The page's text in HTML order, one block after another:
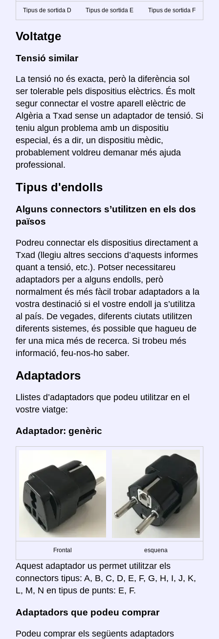
Tipus de sortida D Tipus de sortida E Tipus de sortida F
Voltatge
Tensió similar
La tensió no és exacta, però la diferència sol
ser tolerable pels dispositius elèctrics. És molt
segur connectar el vostre aparell elèctric de
Algèria a Txad sense un adaptador de tensió. Si
teniu algun problema amb un dispositiu
especial, és a dir, un dispositiu mèdic,
probablement voldreu demanar més ajuda
professional.
Tipus d'endolls
Alguns connectors s’utilitzen en els dos
països
Podreu connectar els dispositius directament a
Txad (llegiu altres seccions d’aquests informes
quant a tensió, etc.). Potser necessitareu
adaptadors per a alguns endolls, però
normalment és més fàcil trobar adaptadors a la
vostra destinació si el vostre endoll ja s’utilitza
al país. De vegades, diferents ciutats utilitzen
diferents sistemes, és possible que hagueu de
fer una mica més de recerca. Si trobeu més
informació, feu-nos-ho saber.
Adaptadors
Llistes d’adaptadors que podeu utilitzar en el
vostre viatge:
Adaptador: genèric
Frontal esquena
Aquest adaptador us permet utilitzar els
connectors tipus: A, B, C, D, E, F, G, H, I, J, K,
L, M, N en tipus de punts: E, F.
Adaptadors que podeu comprar
Podeu comprar els següents adaptadors